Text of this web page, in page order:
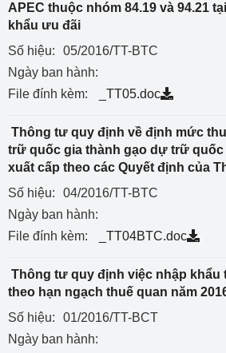
APEC thuộc nhóm 84.19 và 94.21
khẩu ưu đãi
Số hiệu:
05/2016/TT-BTC
Ngày ban hành:
File đính kèm:
_TT05.doc
Thông tư quy định về định mức
trữ quốc gia thành gạo dự trữ quốc
xuất cấp theo các Quyết định của
Số hiệu:
04/2016/TT-BTC
Ngày ban hành:
File đính kèm:
_TT04BTC.doc
Thông tư quy định việc nhập khẩu
theo hạn ngạch thuế quan năm
Số hiệu:
01/2016/TT-BCT
Ngày ban hành: